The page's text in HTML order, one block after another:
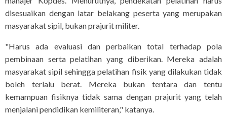
disesuaikan dengan latar belakang peserta yang merupakan
masyarakat sipil, bukan prajurit militer.
"Harus ada evaluasi dan perbaikan total terhadap pola
pembinaan serta pelatihan yang diberikan. Mereka adalah
masyarakat sipil sehingga pelatihan fisik yang dilakukan tidak
boleh terlalu berat. Mereka bukan tentara dan tentu
kemampuan fisiknya tidak sama dengan prajurit yang telah
menjalani pendidikan kemiliteran," katanya.